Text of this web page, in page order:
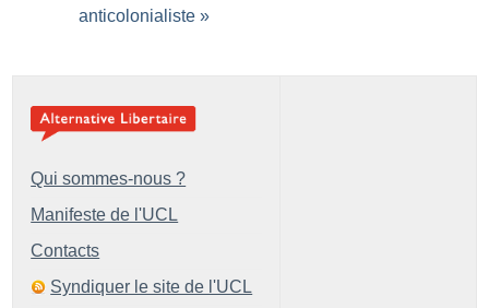
anticolonialiste »
Qui sommes-nous ?
Manifeste de l'UCL
Contacts
Syndiquer le site de l'UCL